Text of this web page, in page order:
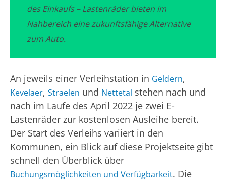
des Einkaufs – Lastenräder bieten im
Nahbereich eine zukunftsfähige Alternative
zum Auto.
An jeweils einer Verleihstation in Geldern,
Kevelaer, Straelen und Nettetal stehen nach und
nach im Laufe des April 2022 je zwei E-
Lastenräder zur kostenlosen Ausleihe bereit.
Der Start des Verleihs variiert in den
Kommunen, ein Blick auf diese Projektseite gibt
schnell den Überblick über
Buchungsmöglichkeiten und Verfügbarkeit. Die